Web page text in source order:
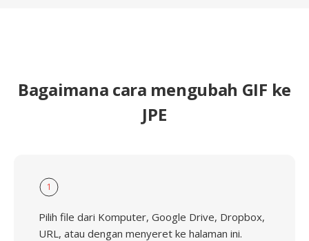
Bagaimana cara mengubah GIF ke
JPE
1
Pilih file dari Komputer, Google Drive, Dropbox,
URL, atau dengan menyeret ke halaman ini.